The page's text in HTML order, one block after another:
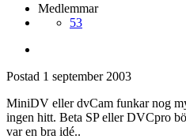
Medlemmar
53
Postad 1 september 2003
MiniDV eller dvCam funkar nog
ingen hitt. Beta SP eller DVCpro
var en bra idé..